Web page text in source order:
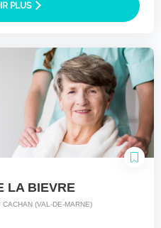
PLUS
LA BIEVRE
(VAL-DE-MARNE)